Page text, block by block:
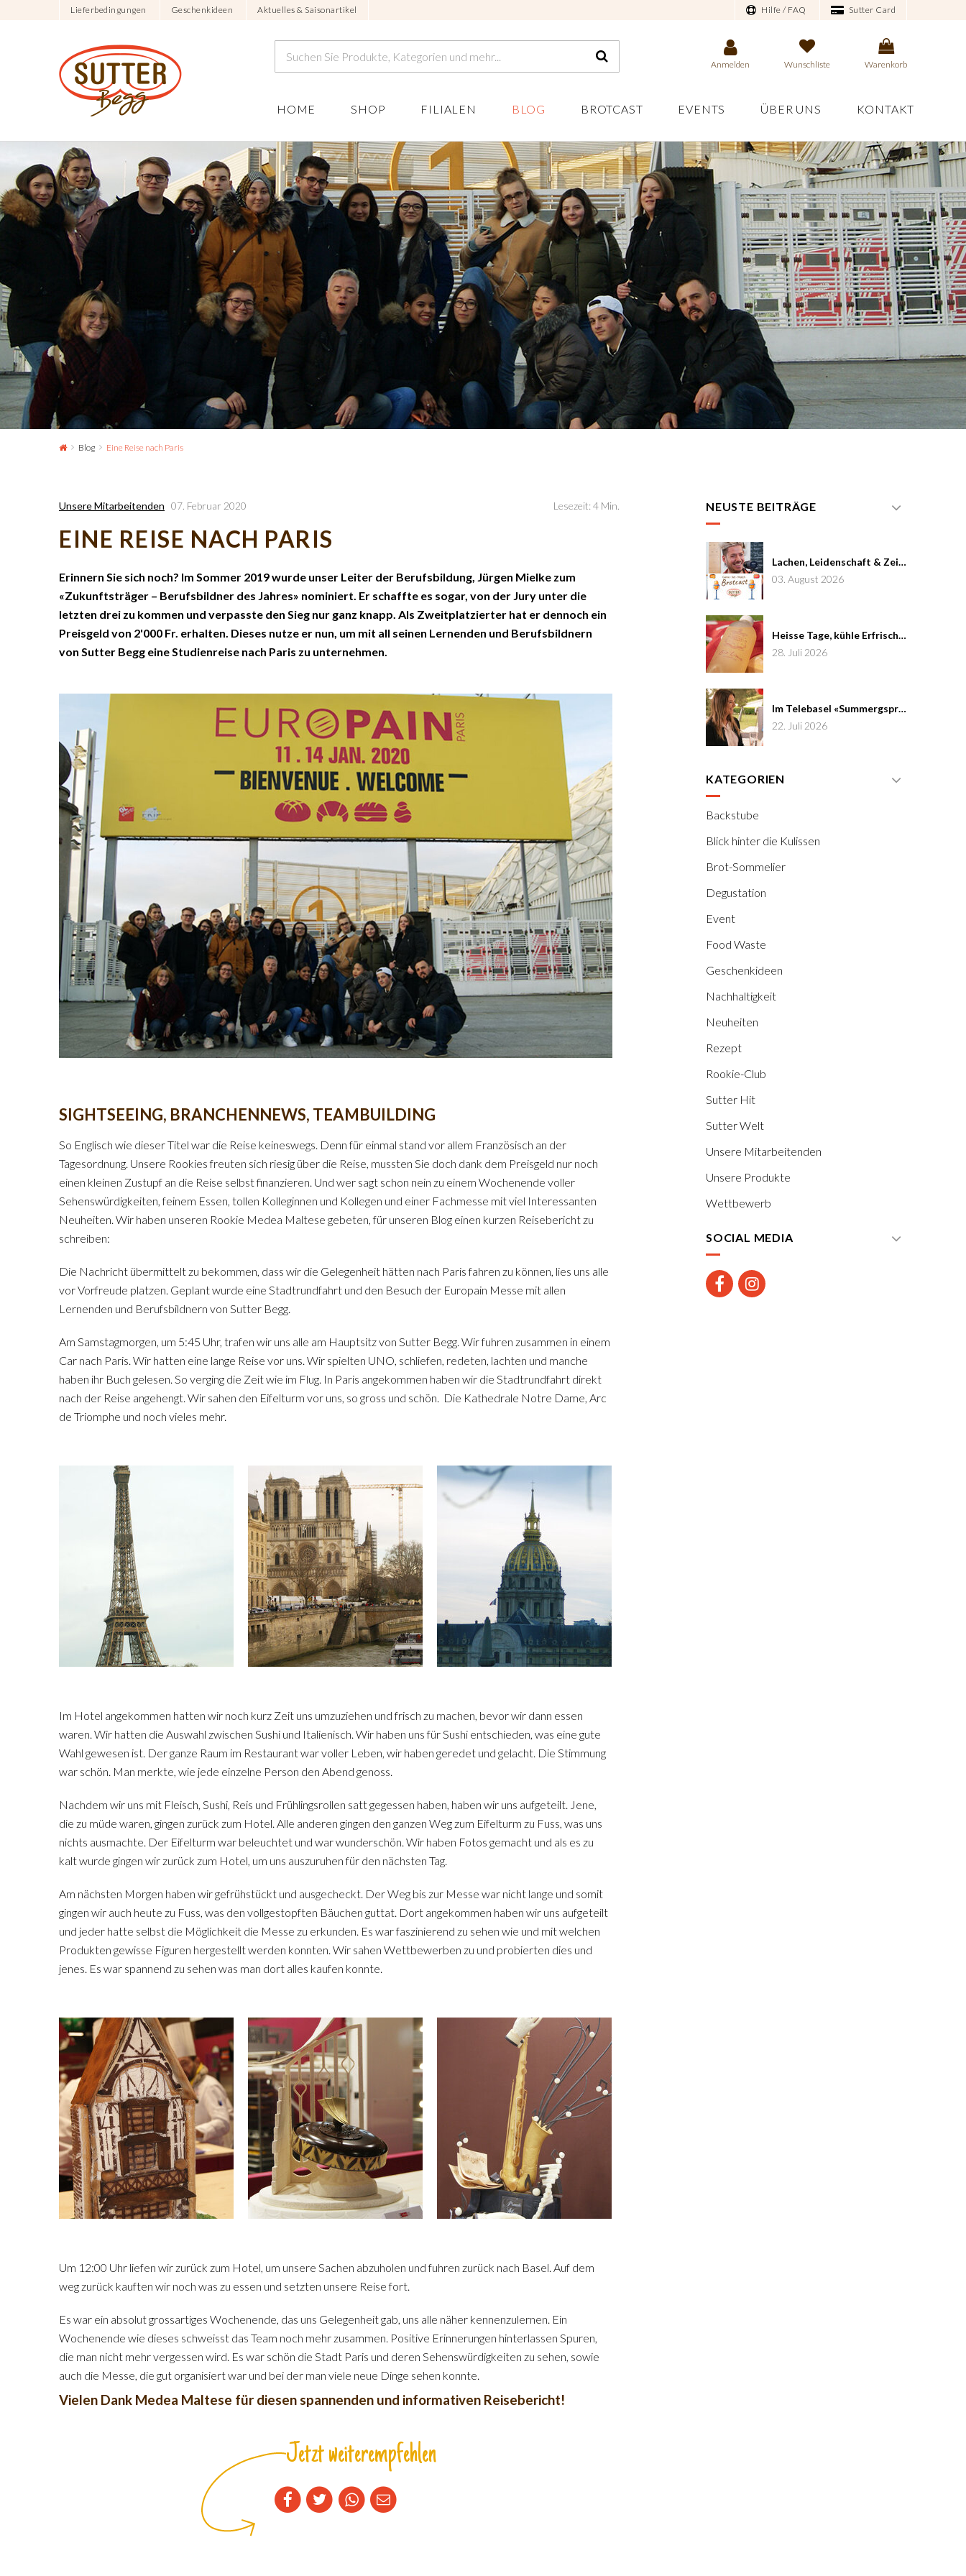
Lieferbedingungen Geschenkideen Aktuelles & Saisonartikel Hilfe / FAQ Sutter Card
Anmelden Wunschliste Warenkorb
HOME SHOP FILIALEN BLOG BROTCAST EVENTS ÜBER UNS KONTAKT
Blog Eine Reise nach Paris
Unsere Mitarbeitenden 07. Februar 2020 Lesezeit: 4 Min.
EINE REISE NACH PARIS
Erinnern Sie sich noch? Im Sommer 2019 wurde unser Leiter der Berufsbildung, Jürgen Mielke zum
«Zukunftsträger – Berufsbildner des Jahres» nominiert. Er schaffte es sogar, von der Jury unter die
letzten drei zu kommen und verpasste den Sieg nur ganz knapp. Als Zweitplatzierter hat er dennoch ein
Preisgeld von 2'000 Fr. erhalten. Dieses nutze er nun, um mit all seinen Lernenden und Berufsbildnern
von Sutter Begg eine Studienreise nach Paris zu unternehmen.
SIGHTSEEING, BRANCHENNEWS, TEAMBUILDING
So Englisch wie dieser Titel war die Reise keineswegs. Denn für einmal stand vor allem Französisch an der
Tagesordnung. Unsere Rookies freuten sich riesig über die Reise, mussten Sie doch dank dem Preisgeld nur noch
einen kleinen Zustupf an die Reise selbst finanzieren. Und wer sagt schon nein zu einem Wochenende voller
Sehenswürdigkeiten, feinem Essen, tollen Kolleginnen und Kollegen und einer Fachmesse mit viel Interessanten
Neuheiten. Wir haben unseren Rookie Medea Maltese gebeten, für unseren Blog einen kurzen Reisebericht zu
schreiben:
Die Nachricht übermittelt zu bekommen, dass wir die Gelegenheit hätten nach Paris fahren zu können, lies uns alle
vor Vorfreude platzen. Geplant wurde eine Stadtrundfahrt und den Besuch der Europain Messe mit allen
Lernenden und Berufsbildnern von Sutter Begg.
Am Samstagmorgen, um 5:45 Uhr, trafen wir uns alle am Hauptsitz von Sutter Begg. Wir fuhren zusammen in einem
Car nach Paris. Wir hatten eine lange Reise vor uns. Wir spielten UNO, schliefen, redeten, lachten und manche
haben ihr Buch gelesen. So verging die Zeit wie im Flug. In Paris angekommen haben wir die Stadtrundfahrt direkt
nach der Reise angehengt. Wir sahen den Eifelturm vor uns, so gross und schön. Die Kathedrale Notre Dame, Arc
de Triomphe und noch vieles mehr.
Im Hotel angekommen hatten wir noch kurz Zeit uns umzuziehen und frisch zu machen, bevor wir dann essen
waren. Wir hatten die Auswahl zwischen Sushi und Italienisch. Wir haben uns für Sushi entschieden, was eine gute
Wahl gewesen ist. Der ganze Raum im Restaurant war voller Leben, wir haben geredet und gelacht. Die Stimmung
war schön. Man merkte, wie jede einzelne Person den Abend genoss.
Nachdem wir uns mit Fleisch, Sushi, Reis und Frühlingsrollen satt gegessen haben, haben wir uns aufgeteilt. Jene,
die zu müde waren, gingen zurück zum Hotel. Alle anderen gingen den ganzen Weg zum Eifelturm zu Fuss, was uns
nichts ausmachte. Der Eifelturm war beleuchtet und war wunderschön. Wir haben Fotos gemacht und als es zu
kalt wurde gingen wir zurück zum Hotel, um uns auszuruhen für den nächsten Tag.
Am nächsten Morgen haben wir gefrühstückt und ausgecheckt. Der Weg bis zur Messe war nicht lange und somit
gingen wir auch heute zu Fuss, was den vollgestopften Bäuchen guttat. Dort angekommen haben wir uns aufgeteilt
und jeder hatte selbst die Möglichkeit die Messe zu erkunden. Es war faszinierend zu sehen wie und mit welchen
Produkten gewisse Figuren hergestellt werden konnten. Wir sahen Wettbewerben zu und probierten dies und
jenes. Es war spannend zu sehen was man dort alles kaufen konnte.
Um 12:00 Uhr liefen wir zurück zum Hotel, um unsere Sachen abzuholen und fuhren zurück nach Basel. Auf dem
weg zurück kauften wir noch was zu essen und setzten unsere Reise fort.
Es war ein absolut grossartiges Wochenende, das uns Gelegenheit gab, uns alle näher kennenzulernen. Ein
Wochenende wie dieses schweisst das Team noch mehr zusammen. Positive Erinnerungen hinterlassen Spuren,
die man nicht mehr vergessen wird. Es war schön die Stadt Paris und deren Sehenswürdigkeiten zu sehen, sowie
auch die Messe, die gut organisiert war und bei der man viele neue Dinge sehen konnte.
Vielen Dank Medea Maltese für diesen spannenden und informativen Reisebericht!
Jetzt weiterempfehlen
NEUSTE BEITRÄGE
Lachen, Leidenschaft & Zeit: Joël von Mutzenbecher im Brotcast #7
03. August 2026
Heisse Tage, kühle Erfrischung
28. Juli 2026
Im Telebasel «Summergspröch» zu Gast
22. Juli 2026
KATEGORIEN
Backstube
Blick hinter die Kulissen
Brot-Sommelier
Degustation
Event
Food Waste
Geschenkideen
Nachhaltigkeit
Neuheiten
Rezept
Rookie-Club
Sutter Hit
Sutter Welt
Unsere Mitarbeitenden
Unsere Produkte
Wettbewerb
SOCIAL MEDIA